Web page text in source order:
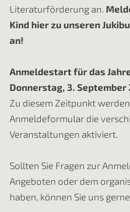
Literaturförderung an.
Kind hier zu unseren
an!
Anmeldestart für das
Donnerstag, 3. September
Zu diesem Zeitpunkt
Anmeldeformular die
Veranstaltungen aktiviert.
Sollten Sie Fragen zur
Angeboten oder dem
haben, können Sie uns